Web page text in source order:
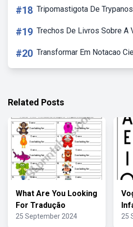
#18 Tripomastigota De
#19 Trechos De Livros Sobre A
#20 Transformar Em Notacao
Related Posts
What Are You Looking
For Tradução
25 September 2024 25